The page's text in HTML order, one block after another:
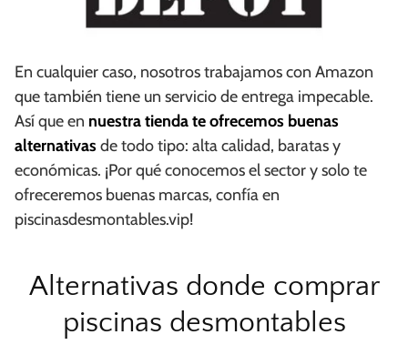
En cualquier caso, nosotros trabajamos con Amazon
que también tiene un servicio de entrega impecable.
Así que en nuestra tienda te ofrecemos buenas
alternativas de todo tipo: alta calidad, baratas y
económicas. ¡Por qué conocemos el sector y solo te
ofreceremos buenas marcas, confía en
piscinasdesmontables.vip!
Alternativas donde comprar
piscinas desmontables